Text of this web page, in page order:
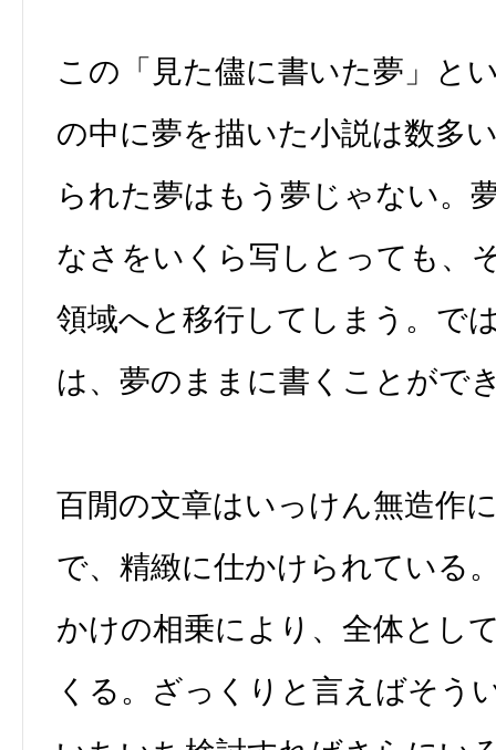
この「見た儘に書いた夢」と
の中に夢を描いた小説は数多
られた夢はもう夢じゃない。
なさをいくら写しとっても、
領域へと移行してしまう。で
は、夢のままに書くことがで
百閒の文章はいっけん無造作
で、精緻に仕かけられている
かけの相乗により、全体とし
くる。ざっくりと言えばそう